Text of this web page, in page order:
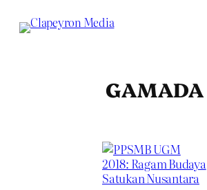
GAMADA